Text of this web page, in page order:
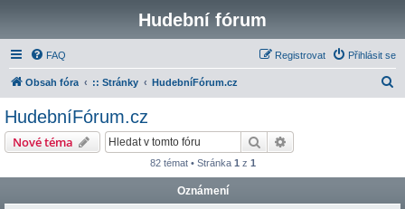
Hudební fórum
FAQ Přihlásit se
Registrovat
Obsah fóra :: Stránky HudebníFórum.cz
HudebníFórum.cz
Nové téma Hledat
82 témat • Stránka 1 z 1
Oznámení